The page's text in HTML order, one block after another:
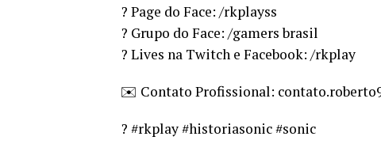
? Page do Face: /rkplayss
? Grupo do Face: /gamers brasil
? Lives na Twitch e Facebook: /rkplay
✉️ Contato Profissional:
? #rkplay #historiasonic #sonic